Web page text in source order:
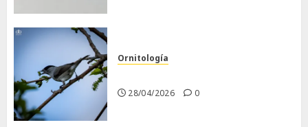
Ornitología
28/04/2026 0